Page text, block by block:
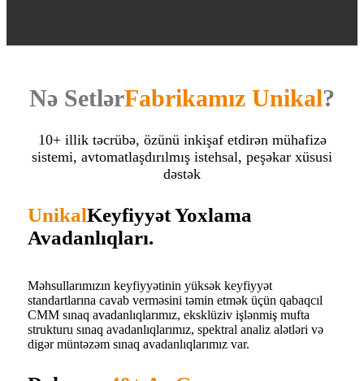
Nə SetlərFabrikamız Unikal?
10+ illik təcrübə, özünü inkişaf etdirən mühafizə
sistemi, avtomatlaşdırılmış istehsal, peşəkar xüsusi
dəstək
UnikalKeyfiyyət Yoxlama
Avadanlıqları.
Məhsullarımızın keyfiyyətinin yüksək keyfiyyət
standartlarına cavab verməsini təmin etmək üçün qabaqcıl
CMM sınaq avadanlıqlarımız, eksklüziv işlənmiş mufta
strukturu sınaq avadanlıqlarımız, spektral analiz alətləri və
digər müntəzəm sınaq avadanlıqlarımız var.